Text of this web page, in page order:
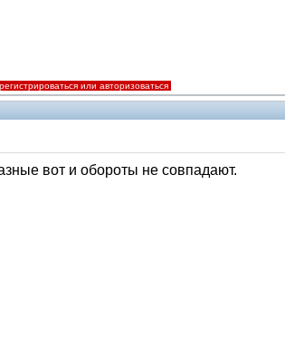
или авторизоваться
вот и обороты не совпадают.